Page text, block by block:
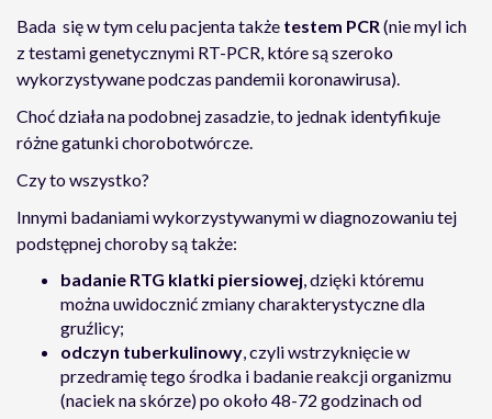
Bada się w tym celu pacjenta także testem PCR(nie myl ich
z testami genetycznymi RT-PCR, które są szeroko
wykorzystywane podczas pandemii koronawirusa).
Choć działa na podobnej zasadzie, to jednak identyfikuje
różne gatunki chorobotwórcze.
Czy to wszystko?
Innymi badaniami wykorzystywanymi w diagnozowaniu tej
podstępnej choroby są także:
badanie RTG klatki piersiowej, dzięki któremu
można uwidocznić zmiany charakterystyczne dla
gruźlicy;
odczyn tuberkulinowy, czyli wstrzyknięcie w
przedramię tego środka i badanie reakcji organizmu
(naciek na skórze) po około 48-72 godzinach od